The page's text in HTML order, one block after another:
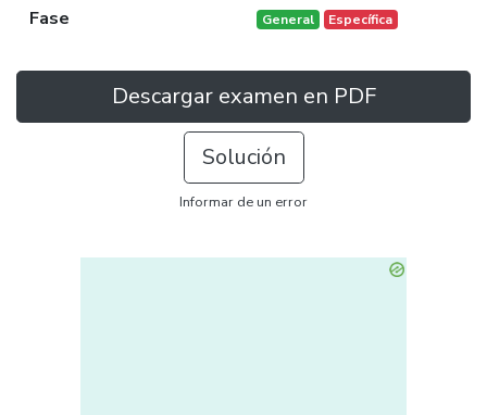
Fase General Específica
Descargar examen en PDF
Solución
Informar de un error